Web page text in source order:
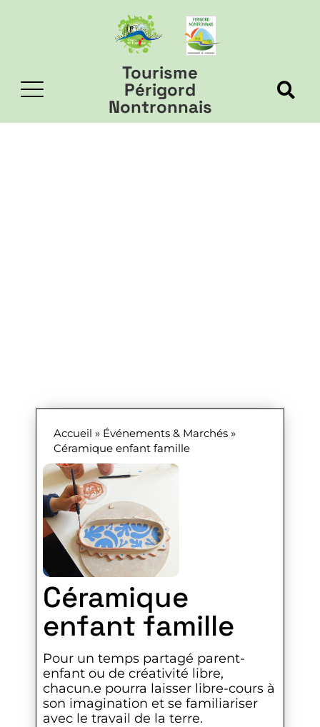
Tourisme
Périgord
Nontronnais
Accueil » Événements & Marchés»
Céramique enfant famille
Céramique
enfant famille
Pour un temps partagé parent-
enfant ou de créativité libre,
chacun.e pourra laisser libre-cours à
son imagination et se familiariser
avec le travail de la terre.